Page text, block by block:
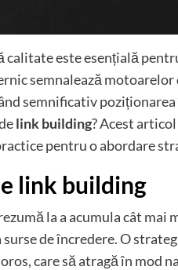
este esențială
semnalează
semnificativ
link building? Acest
pentru o abordare
link building
la a acumula cât
de încredere. O
care să atragă în mod